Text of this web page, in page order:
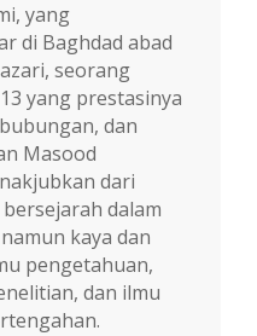
yang
di Baghdad abad
seorang
yang prestasinya
dan
Masood
dari
dalam
kaya dan
pengetahuan,
dan ilmu